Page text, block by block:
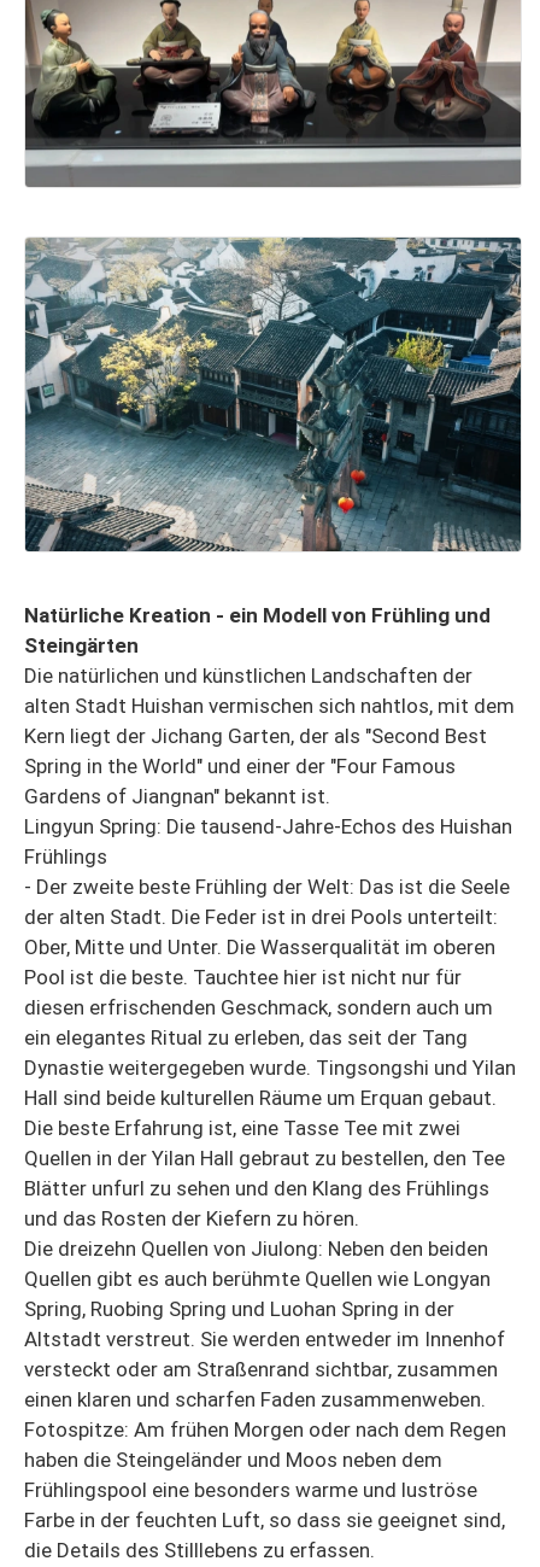
Natürliche Kreation - ein Modell von Frühling und
Steingärten
Die natürlichen und künstlichen Landschaften der
alten Stadt Huishan vermischen sich nahtlos, mit dem
Kern liegt der Jichang Garten, der als "Second Best
Spring in the World" und einer der "Four Famous
Gardens of Jiangnan" bekannt ist.
Lingyun Spring: Die tausend-Jahre-Echos des Huishan
Frühlings
- Der zweite beste Frühling der Welt: Das ist die Seele
der alten Stadt. Die Feder ist in drei Pools unterteilt:
Ober, Mitte und Unter. Die Wasserqualität im oberen
Pool ist die beste. Tauchtee hier ist nicht nur für
diesen erfrischenden Geschmack, sondern auch um
ein elegantes Ritual zu erleben, das seit der Tang
Dynastie weitergegeben wurde. Tingsongshi und Yilan
Hall sind beide kulturellen Räume um Erquan gebaut.
Die beste Erfahrung ist, eine Tasse Tee mit zwei
Quellen in der Yilan Hall gebraut zu bestellen, den Tee
Blätter unfurl zu sehen und den Klang des Frühlings
und das Rosten der Kiefern zu hören.
Die dreizehn Quellen von Jiulong: Neben den beiden
Quellen gibt es auch berühmte Quellen wie Longyan
Spring, Ruobing Spring und Luohan Spring in der
Altstadt verstreut. Sie werden entweder im Innenhof
versteckt oder am Straßenrand sichtbar, zusammen
einen klaren und scharfen Faden zusammenweben.
Fotospitze: Am frühen Morgen oder nach dem Regen
haben die Steingeländer und Moos neben dem
Frühlingspool eine besonders warme und luströse
Farbe in der feuchten Luft, so dass sie geeignet sind,
die Details des Stilllebens zu erfassen.